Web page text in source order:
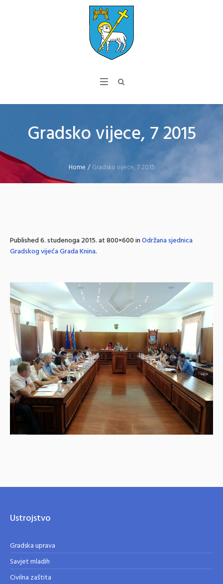
Gradsko vijece, 7 2015
Home /Gradsko vijece, 7 2015
Published6. studenoga 2015.at 800×600 inOdržana sjednica
Gradskog vijeća Grada Knina.
Ustrojstvo
Gradska uprava
Savjet mladih
Civilna zaštita